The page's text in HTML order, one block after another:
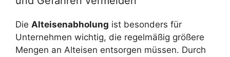
Die Alteisenabholung ist besonders für
Unternehmen wichtig, die regelmäßig größere
Mengen an Alteisen entsorgen müssen. Durch